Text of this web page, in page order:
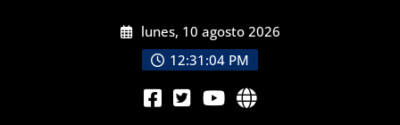
lunes, 10 agosto 2026
12:31:06 PM